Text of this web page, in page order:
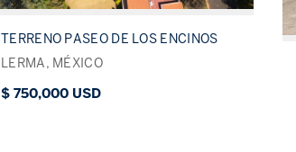
TERRENO PASEO DE LOS ENCINOS
LERMA, MÉXICO
$ 750,000 USD